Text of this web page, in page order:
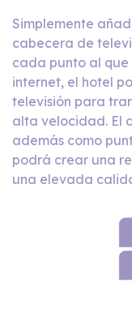
Simplemente
cabecera de
cada punto al que
internet, el hotel
televisión para
alta velocidad. El
además como
podrá crear una
una elevada